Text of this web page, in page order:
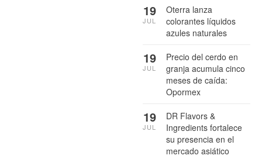
Oterra lanza
colorantes líquidos
azules naturales
19
JUL
Precio del cerdo en
granja acumula cinco
meses de caída:
Opormex
19
JUL
DR Flavors &
Ingredients fortalece
su presencia en el
mercado asiático
19
JUL